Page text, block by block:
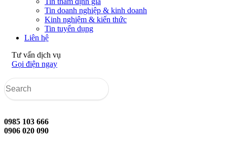
Tin doanh nghiệp & kinh doanh
Kinh nghiệm & kiến thức
Tin tuyển dụng
Liên hệ
Tư vấn dịch vụ
Gọi điện ngay
0985 103 666
0906 020 090